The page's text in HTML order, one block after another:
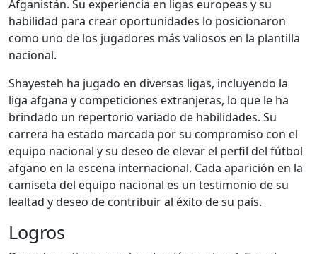
Afganistán. Su experiencia en ligas europeas y su
habilidad para crear oportunidades lo posicionaron
como uno de los jugadores más valiosos en la plantilla
nacional.
Shayesteh ha jugado en diversas ligas, incluyendo la
liga afgana y competiciones extranjeras, lo que le ha
brindado un repertorio variado de habilidades. Su
carrera ha estado marcada por su compromiso con el
equipo nacional y su deseo de elevar el perfil del fútbol
afgano en la escena internacional. Cada aparición en la
camiseta del equipo nacional es un testimonio de su
lealtad y deseo de contribuir al éxito de su país.
Logros